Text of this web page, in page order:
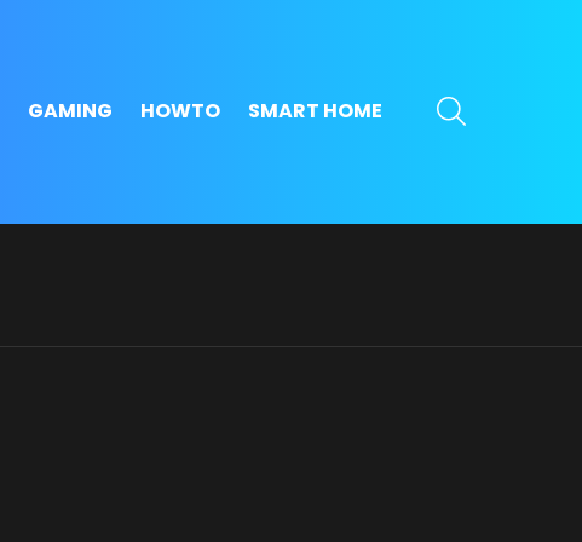
GAMING HOWTO SMART HOME